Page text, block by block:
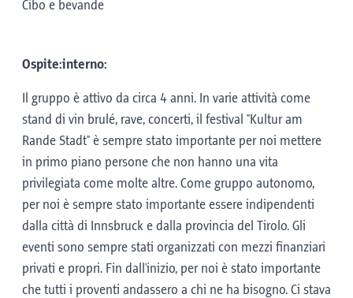
Cibo e bevande
Ospite:interno:
Il gruppo è attivo da circa 4 anni. In varie attività come
stand di vin brulé, rave, concerti, il festival "Kultur am
Rande Stadt" è sempre stato importante per noi mettere
in primo piano persone che non hanno una vita
privilegiata come molte altre. Come gruppo autonomo,
per noi è sempre stato importante essere indipendenti
dalla città di Innsbruck e dalla provincia del Tirolo. Gli
eventi sono sempre stati organizzati con mezzi finanziari
privati e propri. Fin dall'inizio, per noi è stato importante
che tutti i proventi andassero a chi ne ha bisogno. Ci stava